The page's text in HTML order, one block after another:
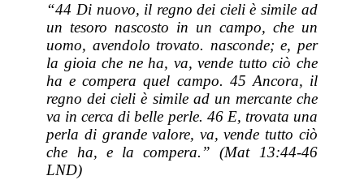
“44 Di nuovo, il regno dei cieli è simile ad
un tesoro nascosto in un campo, che un
uomo, avendolo trovato. nasconde; e, per
la gioia che ne ha, va, vende tutto ciò che
ha e compera quel campo. 45 Ancora, il
regno dei cieli è simile ad un mercante che
va in cerca di belle perle. 46 E, trovata una
perla di grande valore, va, vende tutto ciò
che ha, e la compera.” (Mat 13:44-46
LND)